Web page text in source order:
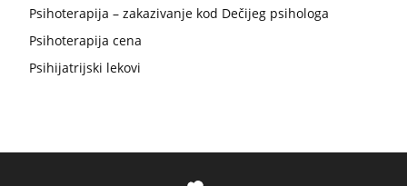
Psihoterapija – zakazivanje kod Dečijeg psihologa
Psihoterapija cena
Psihijatrijski lekovi